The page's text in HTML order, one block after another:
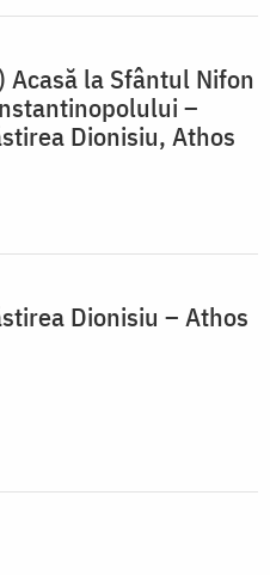
Acasă la Sfântul Nifon
–
Dionisiu, Athos
Dionisiu – Athos